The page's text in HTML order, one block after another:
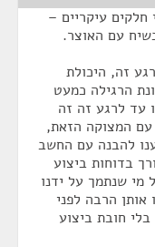
עיקריים –
עם האוצר.
זה, היכולת
הרגילה כמעט
עד לרגע זה זה
עם המצוקה הזאת,
להבנה עם החשב
של 40% ללא צורך בדוחות ביצוע
מי שנתמך על ידנו
של 40%. קיבלו אותן הרבה לפני
חובת ביצוע